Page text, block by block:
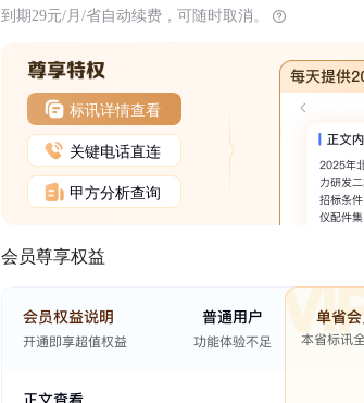
到期29元/月/省自动续费，可随时取消。
标讯详情查看
关键电话直连
甲方分析查询
会员尊享权益